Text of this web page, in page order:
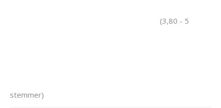
(3,80 - 5
stemmer)